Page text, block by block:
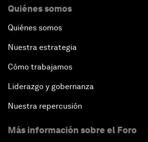
Quiénes somos
Quiénes somos
Nuestra estrategia
Cómo trabajamos
Liderazgo y gobernanza
Nuestra repercusión
Más información sobre el Foro